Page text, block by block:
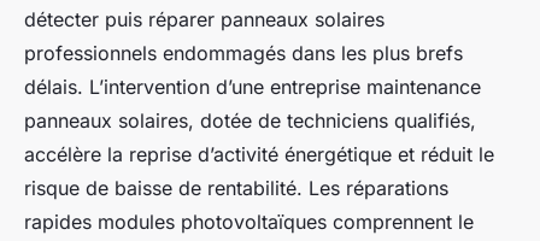
détecter puis réparer panneaux solaires
professionnels endommagés dans les plus brefs
délais. L’intervention d’une entreprise maintenance
panneaux solaires, dotée de techniciens qualifiés,
accélère la reprise d’activité énergétique et réduit le
risque de baisse de rentabilité. Les réparations
rapides modules photovoltaïques comprennent le